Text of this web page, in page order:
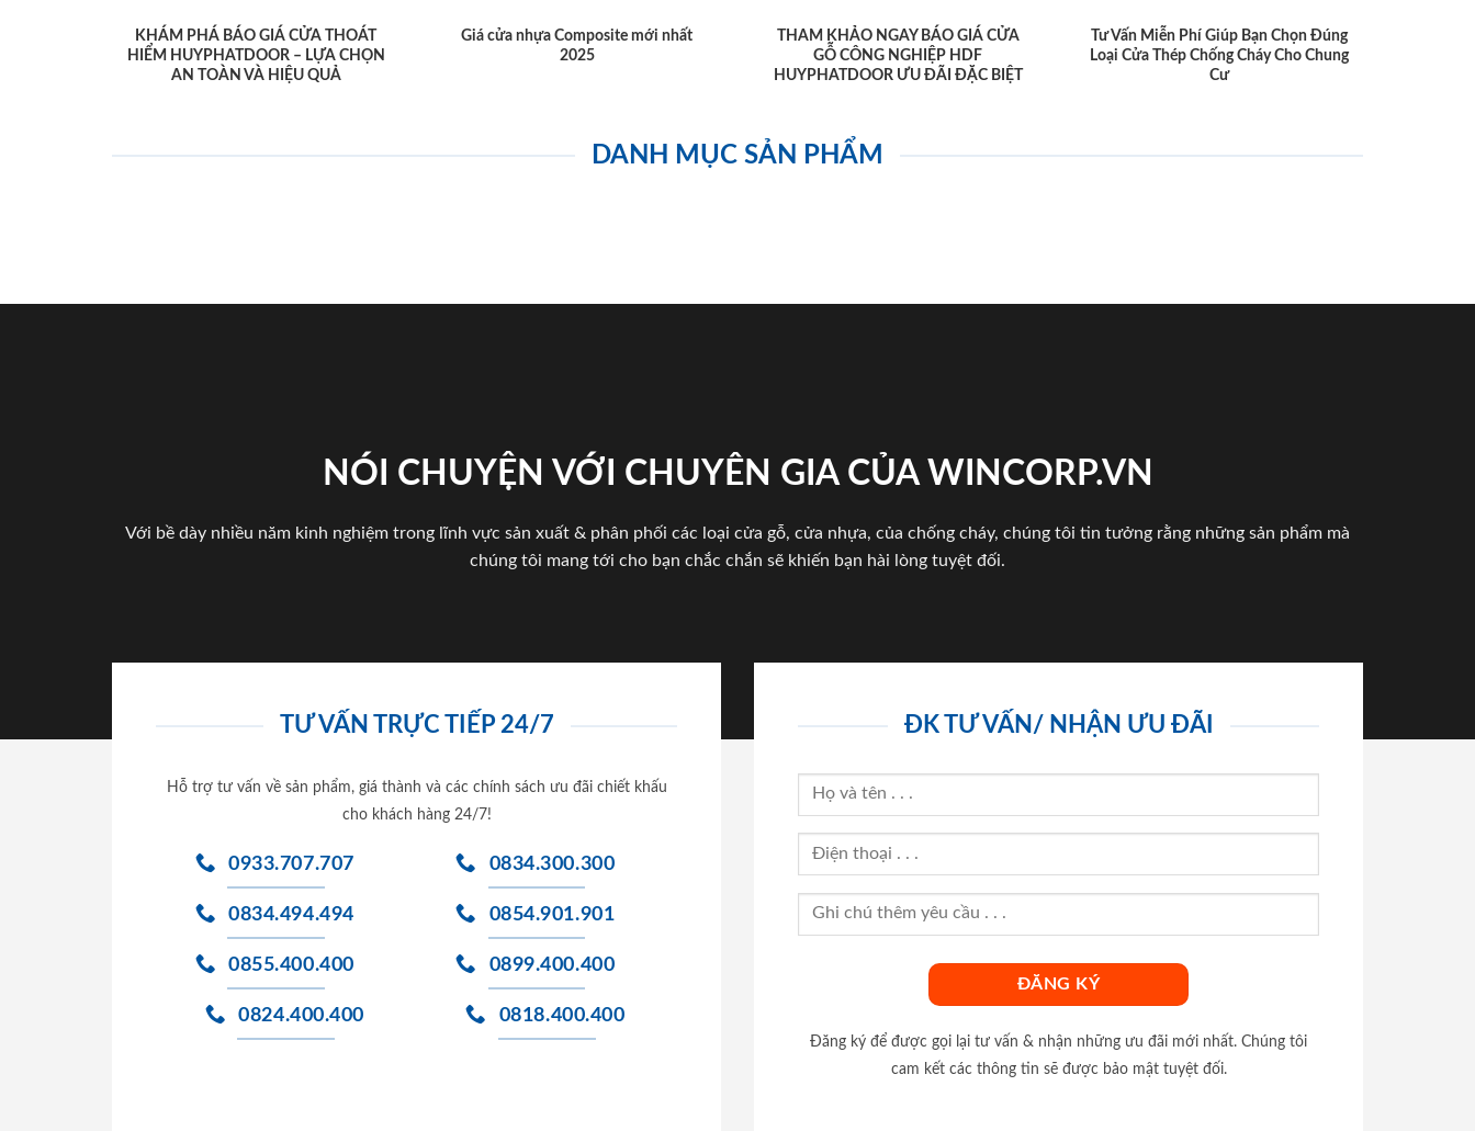
KHÁM PHÁ BÁO GIÁ CỬA THOÁT
HIỂM HUYPHATDOOR – LỰA CHỌN
AN TOÀN VÀ HIỆU QUẢ
Giá cửa nhựa Composite mới nhất
2025
THAM KHẢO NGAY BÁO GIÁ CỬA
GỖ CÔNG NGHIỆP HDF
HUYPHATDOOR ƯU ĐÃI ĐẶC BIỆT
Tư Vấn Miễn Phí Giúp Bạn Chọn Đúng
Loại Cửa Thép Chống Cháy Cho Chung
Cư
DANH MỤC SẢN PHẨM
NÓI CHUYỆN VỚI CHUYÊN GIA CỦA WINCORP.VN
Với bề dày nhiều năm kinh nghiệm trong lĩnh vực sản xuất & phân phối các loại cửa gỗ, cửa nhựa, của chống cháy, chúng tôi tin tưởng rằng những sản phẩm mà
chúng tôi mang tới cho bạn chắc chắn sẽ khiến bạn hài lòng tuyệt đối.
TƯ VẤN TRỰC TIẾP 24/7
Hỗ trợ tư vấn về sản phẩm, giá thành và các chính sách ưu đãi chiết khấu
cho khách hàng 24/7!
0933.707.707
0834.494.494
0855.400.400
0824.400.400
0834.300.300
0854.901.901
0899.400.400
0818.400.400
ĐK TƯ VẤN/ NHẬN ƯU ĐÃI
Đăng ký để được gọi lại tư vấn & nhận những ưu đãi mới nhất. Chúng tôi
cam kết các thông tin sẽ được bảo mật tuyệt đối.